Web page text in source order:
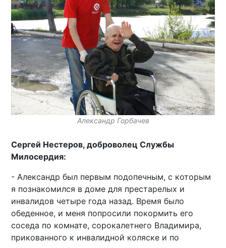
Александр Горбачев
Сергей Нестеров, доброволец Службы
Милосердия:
- Александр был первым подопечным, с которым
я познакомился в доме для престарелых и
инвалидов четыре года назад. Время было
обеденное, и меня попросили покормить его
соседа по комнате, сорокалетнего Владимира,
прикованного к инвалидной коляске и по